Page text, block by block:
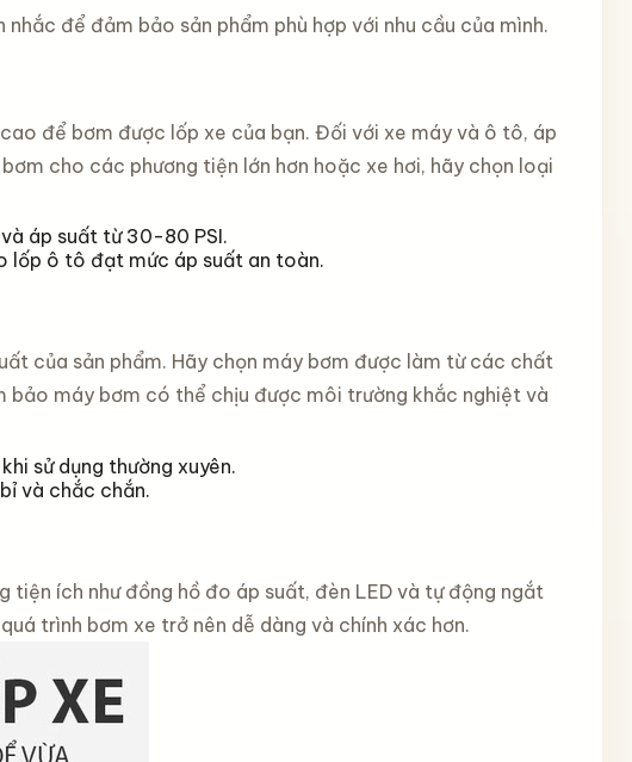
để đảm bảo sản phẩm phù hợp với nhu cầu của mình.
để bơm được lốp xe của bạn. Đối với xe máy và ô tô, áp
bơm cho các phương tiện lớn hơn hoặc xe hơi, hãy chọn loại
áp suất từ 30-80 PSI.
lốp ô tô đạt mức áp suất an toàn.
của sản phẩm. Hãy chọn máy bơm được làm từ các chất
bảo máy bơm có thể chịu được môi trường khắc nghiệt và
sử dụng thường xuyên.
và chắc chắn.
tiện ích như đồng hồ đo áp suất, đèn LED và tự động ngắt
trình bơm xe trở nên dễ dàng và chính xác hơn.